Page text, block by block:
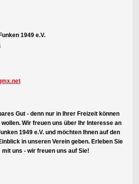
1949 e.V.
Gut - denn nur in Ihrer Freizeit können
Wir freuen uns über Ihr Interesse an
1949 e.V. und möchten Ihnen auf den
in unseren Verein geben. Erleben Sie
mit uns - wir freuen uns auf Sie!